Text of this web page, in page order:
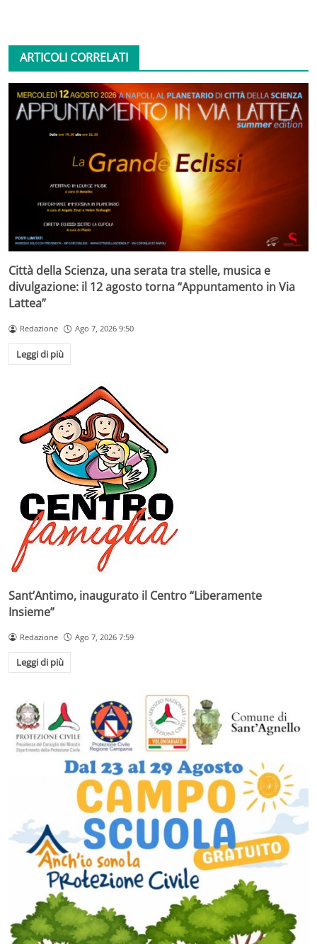
ARTICOLI CORRELATI
Città della Scienza, una serata tra stelle, musica e
divulgazione: il 12 agosto torna “Appuntamento in Via
Lattea”
Redazione Ago 7, 2026 9:50
Leggi di più
Sant’Antimo, inaugurato il Centro “Liberamente
Insieme”
Redazione Ago 7, 2026 7:59
Leggi di più